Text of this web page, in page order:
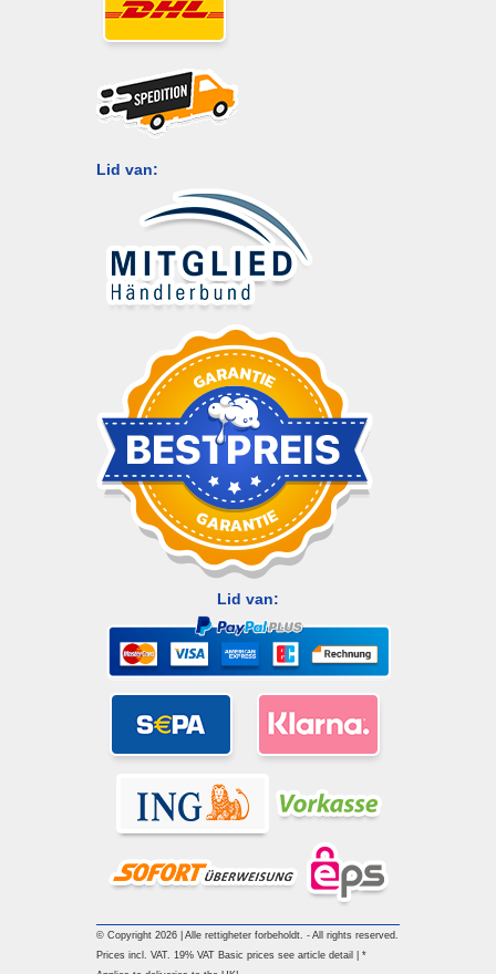
Lid van:
Lid van:
© Copyright 2026 | Alle rettigheter forbeholdt. - All rights reserved.
Prices incl. VAT. 19% VAT Basic prices see article detail | *